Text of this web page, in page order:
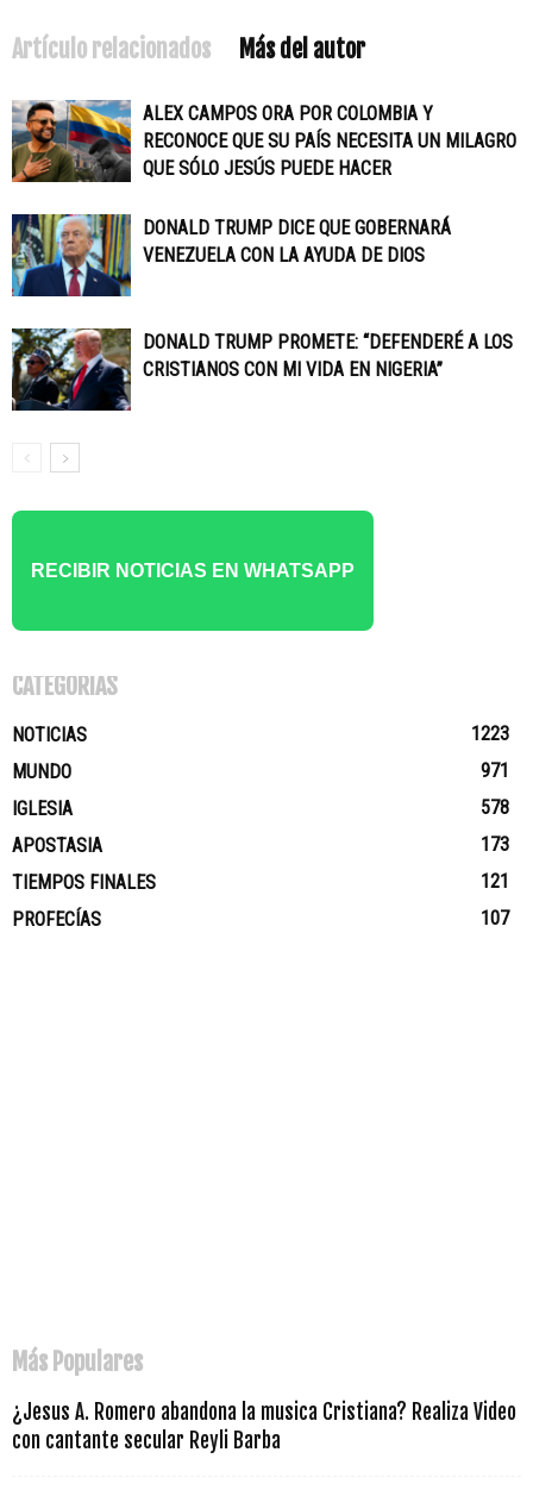
Artículo relacionados Más del autor
ALEX CAMPOS ORA POR COLOMBIA Y
RECONOCE QUE SU PAÍS NECESITA UN MILAGRO
QUE SÓLO JESÚS PUEDE HACER
DONALD TRUMP DICE QUE GOBERNARÁ
VENEZUELA CON LA AYUDA DE DIOS
DONALD TRUMP PROMETE: “DEFENDERÉ A LOS
CRISTIANOS CON MI VIDA EN NIGERIA”
RECIBIR NOTICIAS EN WHATSAPP
CATEGORÍAS
NOTICIAS
1223
MUNDO
971
IGLESIA
578
APOSTASIA
173
TIEMPOS FINALES
121
PROFECÍAS
107
Más Populares
¿Jesus A. Romero abandona la musica Cristiana? Realiza Video
con cantante secular Reyli Barba